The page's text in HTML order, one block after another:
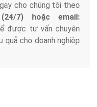
cho chúng tôi theo
7) hoặc email:
được tư vấn chuyên
quả cho doanh nghiệp